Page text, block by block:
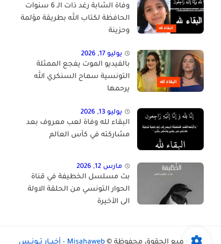
وفاة الشابة رغد ذات الـ 6 سنوات
الحافظة لكتاب الله بطريقة مؤلمة
وحزينة
يوليو 17, 2026
بالفيديو الموت يفجع الممثلة
التونسية سماح السنكري الله
يرحمها
يوليو 13, 2026
البقاء لله وفاة لعب معروف بعد
مشاركته في كأس العالم
مارس 12, 2026
بث مسلسل الخطيفة في قناة
الحوار التونسي من الحلقة الاولة
الى الأخيرة
جميع الحقوق محفوظة © Misahaweb - أخبــار تــونــس